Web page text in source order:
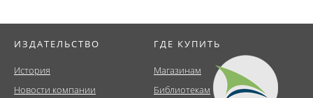
ИЗДАТЕЛЬСТВО
История
Новости компании
ГДЕ КУПИТЬ
Магазинам
Библиотекам